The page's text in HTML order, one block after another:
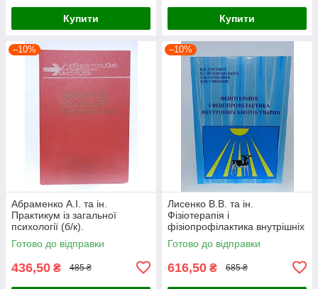
Купити Купити
–10%
Абраменко А.І. та ін.
Практикум із загальної
психології (б/к).
Готово до відправки
436,50 ₴ 485 ₴
–10%
Лисенко В.В. та ін.
Фізіотерапія і
фізіопрофілактика внутрішніх
хвороб тварин (б/у).
Готово до відправки
616,50 ₴ 685 ₴